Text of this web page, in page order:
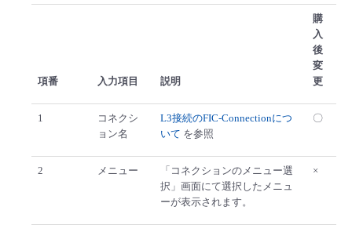
項番 入力項目 説明
購
入
後
変
更
1
コネクシ
ョン名
L3接続のFIC-Connectionにつ
いて を参照
〇
2 メニュー
「コネクションのメニュー選
択」画面にて選択したメニュ
ーが表示されます。
×